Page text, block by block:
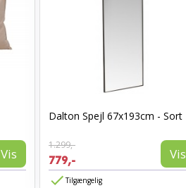
Vis
Dalton Spejl 67x193cm - Sort
1.299,-
779,- Vis
Tilgængelig